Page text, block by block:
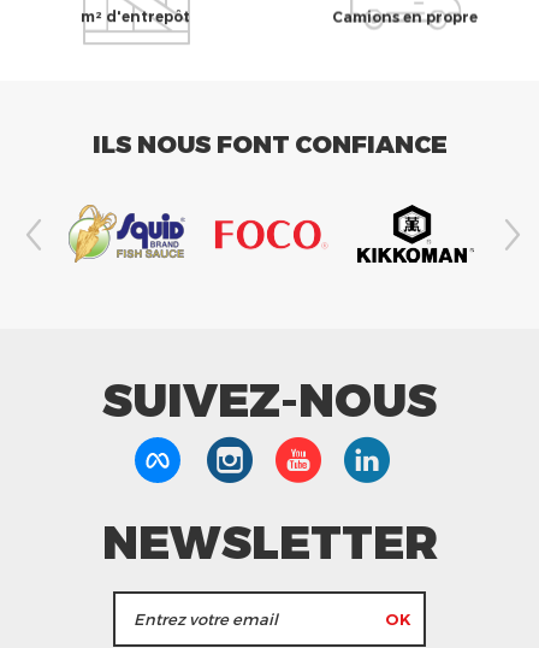
m² d'entrepôt Camions en propre
ILS NOUS FONT CONFIANCE
SUIVEZ-NOUS
NEWSLETTER